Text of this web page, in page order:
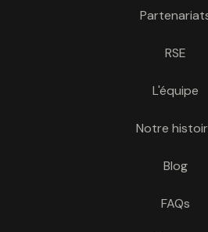
RSE
L'équipe
Notre
Blog
FAQs